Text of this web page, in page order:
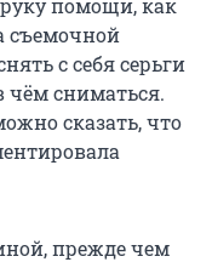
руку помощи, как
съемочной
с себя серьги
чём сниматься.
сказать, что
прежде чем